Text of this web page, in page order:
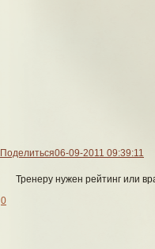
Поделиться06-09-2011 09:39:11
Тренеру нужен рейтинг или
0